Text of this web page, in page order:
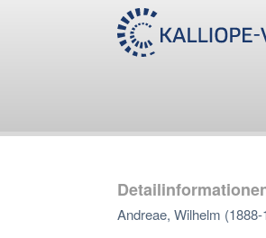
Andreae, Wilhelm (1888-